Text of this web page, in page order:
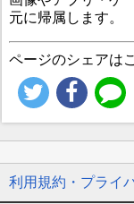
元に帰属します。
ページのシェアは
利用規約・プライ